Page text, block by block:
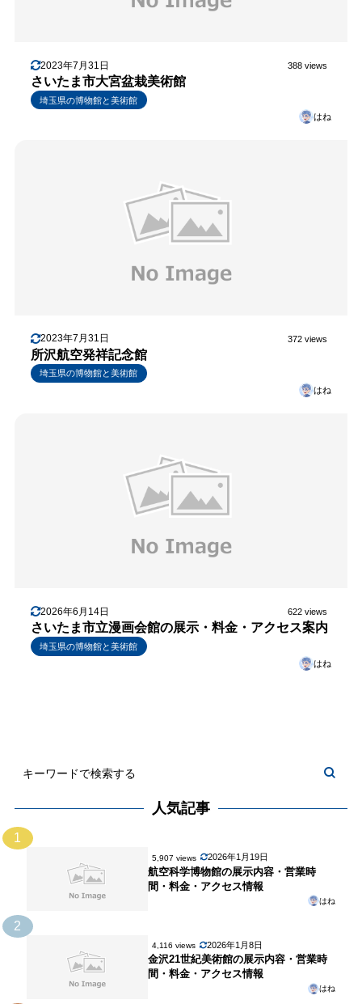
2023年7月31日 388 views
さいたま市大宮盆栽美術館
埼玉県の博物館と美術館
はね
2023年7月31日 372 views
所沢航空発祥記念館
埼玉県の博物館と美術館
はね
2026年6月14日 622 views
さいたま市立漫画会館の展示・料金・アクセス案内
埼玉県の博物館と美術館
はね
人気記事
1
5,907 views 2026年1月19日
航空科学博物館の展示内容・営業時
間・料金・アクセス情報
はね
2
4,116 views 2026年1月8日
金沢21世紀美術館の展示内容・営業時
間・料金・アクセス情報
はね